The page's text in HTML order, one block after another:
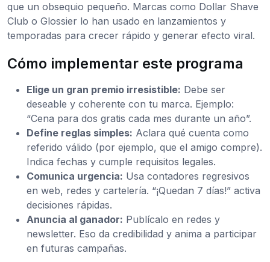
que un obsequio pequeño. Marcas como Dollar Shave
Club o Glossier lo han usado en lanzamientos y
temporadas para crecer rápido y generar efecto viral.
Cómo implementar este programa
Elige un gran premio irresistible: Debe ser
deseable y coherente con tu marca. Ejemplo:
“Cena para dos gratis cada mes durante un año”.
Define reglas simples: Aclara qué cuenta como
referido válido (por ejemplo, que el amigo compre).
Indica fechas y cumple requisitos legales.
Comunica urgencia: Usa contadores regresivos
en web, redes y cartelería. “¡Quedan 7 días!” activa
decisiones rápidas.
Anuncia al ganador: Publícalo en redes y
newsletter. Eso da credibilidad y anima a participar
en futuras campañas.